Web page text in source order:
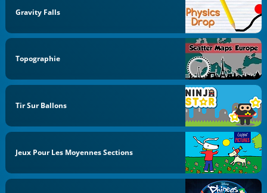
Gravity Falls
Topographie
Tir Sur Ballons
Jeux Pour Les Moyennes Sections